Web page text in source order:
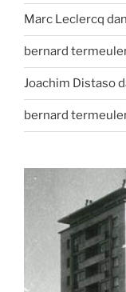
Marc Leclercq
bernard
Joachim Distaso
bernard